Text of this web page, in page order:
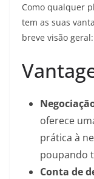
Como qualquer
tem as suas
breve visão geral:
oferece
prática à
poupando
Conta de